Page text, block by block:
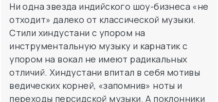
Ни одна звезда индийского шоу-бизнеса «не
отходит» далеко от классической музыки.
Стили хиндустани с упором на
инструментальную музыку и карнатик с
упором на вокал не имеют радикальных
отличий. Хиндустани впитал в себя мотивы
ведических корней, «запомнив» ноты и
переходы персидской музыки. А поклонники